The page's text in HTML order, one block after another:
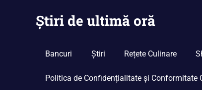
Știri de ultimă oră
curent
Bancuri Știri Rețete Culinare
Politica de Confidențialitate și Conformitate